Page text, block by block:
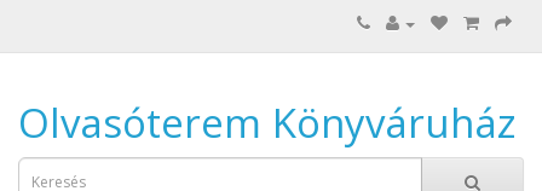
Olvasóterem Könyváruház